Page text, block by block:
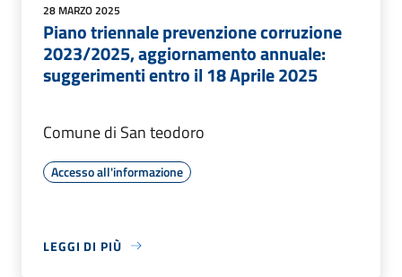
28 MARZO 2025
Piano triennale prevenzione corruzione
2023/2025, aggiornamento annuale:
suggerimenti entro il 18 Aprile 2025
Comune di San teodoro
Accesso all'informazione
LEGGI DI PIÙ